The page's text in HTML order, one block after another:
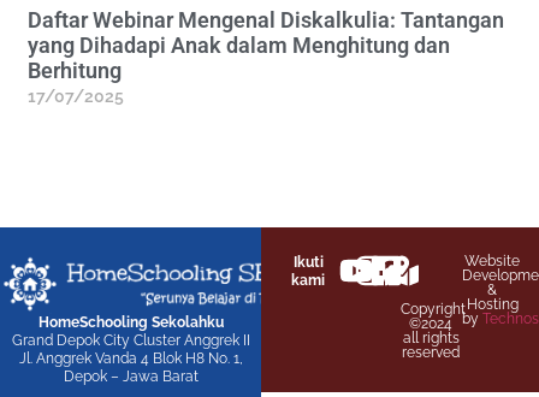
Daftar Webinar Mengenal Diskalkulia: Tantangan
yang Dihadapi Anak dalam Menghitung dan
Berhitung
17/07/2025
HomeSchooling Sekolahku
Grand Depok City Cluster Anggrek II
Jl. Anggrek Vanda 4 Blok H8 No. 1,
Depok – Jawa Barat
Ikuti
kami
Copyright
©2024
all rights
reserved
Website
&
Hosting
by